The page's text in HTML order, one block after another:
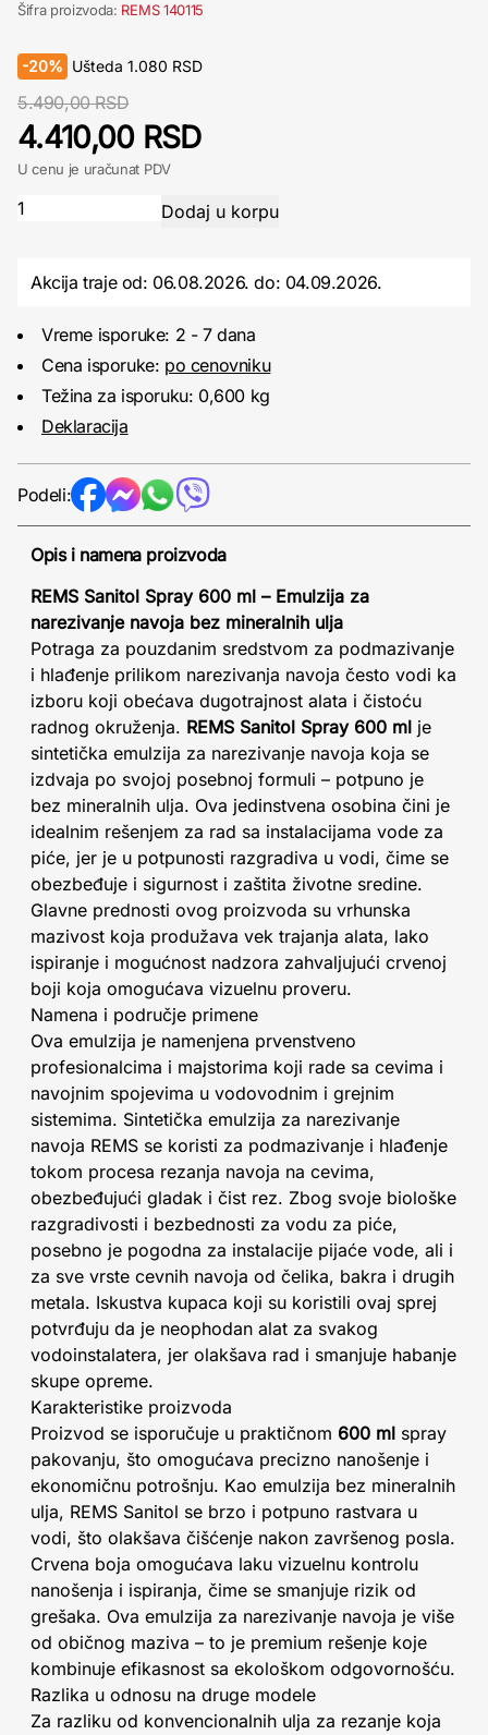
Šifra proizvoda: REMS 140115
-20% Ušteda 1.080 RSD
5.490,00 RSD
4.410,00 RSD
U cenu je uračunat PDV
Akcija traje od: 06.08.2026.do: 04.09.2026.
Vreme isporuke: 2 - 7 dana
Cena isporuke: po cenovniku
Težina za isporuku: 0,600 kg
Deklaracija
Podeli:
Opis i namena proizvoda
REMS Sanitol Spray 600 ml – Emulzija za
narezivanje navoja bez mineralnih ulja
Potraga za pouzdanim sredstvom za podmazivanje
i hlađenje prilikom narezivanja navoja često vodi ka
izboru koji obećava dugotrajnost alata i čistoću
radnog okruženja. REMS Sanitol Spray 600 ml je
sintetička emulzija za narezivanje navoja koja se
izdvaja po svojoj posebnoj formuli – potpuno je
bez mineralnih ulja. Ova jedinstvena osobina čini je
idealnim rešenjem za rad sa instalacijama vode za
piće, jer je u potpunosti razgradiva u vodi, čime se
obezbeđuje i sigurnost i zaštita životne sredine.
Glavne prednosti ovog proizvoda su vrhunska
mazivost koja produžava vek trajanja alata, lako
ispiranje i mogućnost nadzora zahvaljujući crvenoj
boji koja omogućava vizuelnu proveru.
Namena i područje primene
Ova emulzija je namenjena prvenstveno
profesionalcima i majstorima koji rade sa cevima i
navojnim spojevima u vodovodnim i grejnim
sistemima. Sintetička emulzija za narezivanje
navoja REMS se koristi za podmazivanje i hlađenje
tokom procesa rezanja navoja na cevima,
obezbeđujući gladak i čist rez. Zbog svoje biološke
razgradivosti i bezbednosti za vodu za piće,
posebno je pogodna za instalacije pijaće vode, ali i
za sve vrste cevnih navoja od čelika, bakra i drugih
metala. Iskustva kupaca koji su koristili ovaj sprej
potvrđuju da je neophodan alat za svakog
vodoinstalatera, jer olakšava rad i smanjuje habanje
skupe opreme.
Karakteristike proizvoda
Proizvod se isporučuje u praktičnom 600 ml spray
pakovanju, što omogućava precizno nanošenje i
ekonomičnu potrošnju. Kao emulzija bez mineralnih
ulja, REMS Sanitol se brzo i potpuno rastvara u
vodi, što olakšava čišćenje nakon završenog posla.
Crvena boja omogućava laku vizuelnu kontrolu
nanošenja i ispiranja, čime se smanjuje rizik od
grešaka. Ova emulzija za narezivanje navoja je više
od običnog maziva – to je premium rešenje koje
kombinuje efikasnost sa ekološkom odgovornošću.
Razlika u odnosu na druge modele
Za razliku od konvencionalnih ulja za rezanje koja